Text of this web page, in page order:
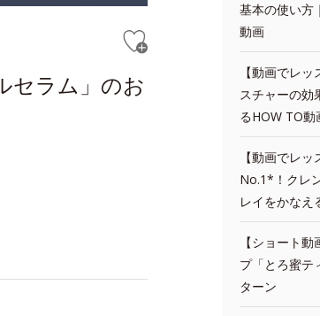
セラム」のお
基本の使い方
動画
【動画でレ
スチャーの効
るHOW TO動
【動画でレ
No.1*！クレ
レイをかなえ
【ショート
プ「とろ蜜テ
ターン